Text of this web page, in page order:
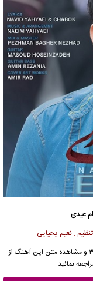
عیدی
: نعیم یحیایی
با کیفیت ۱۲۸ و ۳۲۰ و مشاهده متن این آهنگ از
نمائید …